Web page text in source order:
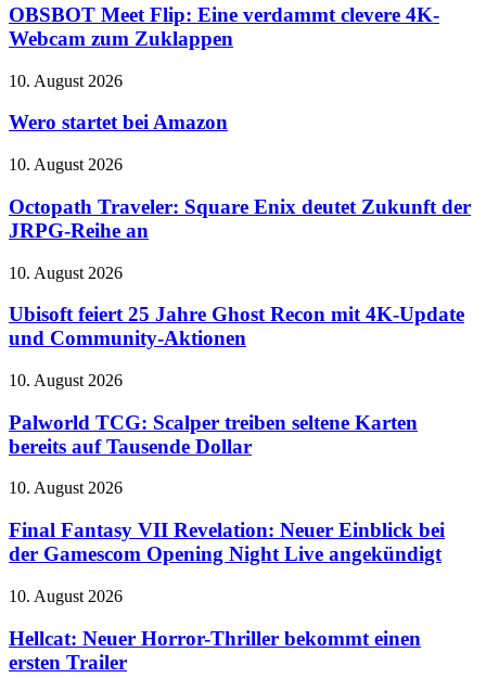
Flip:
Eine
verdammt
4K-
zum
OBSBOT Meet Flip: Eine verdammt clevere 4K-
Webcam zum Zuklappen
Wero
bei
10. August 2026
Wero startet bei Amazon
Octopath
Square
Enix
deutet
der
Reihe
an
10. August 2026
Octopath Traveler: Square Enix deutet Zukunft der
JRPG-Reihe an
Ubisoft
25
Jahre
Ghost
mit
Update
und
Aktionen
10. August 2026
Ubisoft feiert 25 Jahre Ghost Recon mit 4K-Update
und Community-Aktionen
Palworld
Scalper
treiben
seltene
bereits
Tausende
Dollar
10. August 2026
Palworld TCG: Scalper treiben seltene Karten
bereits auf Tausende Dollar
Final
VII
Revelation:
Neuer
bei
Gamescom
Opening
10. August 2026
Final Fantasy VII Revelation: Neuer Einblick bei
der Gamescom Opening Night Live angekündigt
Hellcat:
Horror-
Thriller
bekommt
10. August 2026
Hellcat: Neuer Horror-Thriller bekommt einen
ersten Trailer